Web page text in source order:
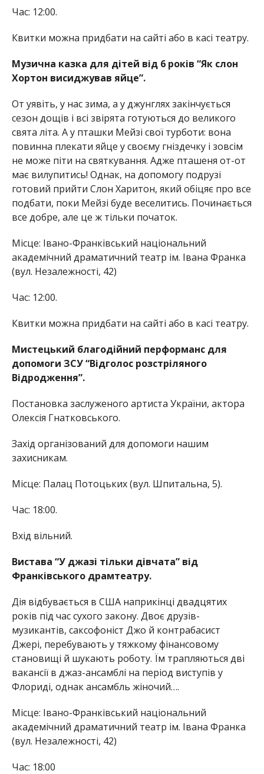
Час: 12:00.
Квитки можна придбати на сайті або в касі театру.
Музична казка для дітей від 6 років “Як слон
Хортон висиджував яйце”.
От уявіть, у нас зима, а у джунглях закінчується
сезон дощів і всі звірята готуються до великого
свята літа. А у пташки Мейзі свої турботи: вона
повинна плекати яйце у своєму гніздечку і зовсім
не може піти на святкування. Адже пташеня от-от
має вилупитись! Однак, на допомогу подрузі
готовий прийти Слон Харитон, який обіцяє про все
подбати, поки Мейзі буде веселитись. Починається
все добре, але це ж тільки початок.
Місце: Івано-Франківський національний
академічний драматичний театр ім. Івана Франка
(вул. Незалежності, 42)
Час: 12:00.
Квитки можна придбати на сайті або в касі театру.
Мистецький благодійний перформанс для
допомоги ЗСУ “Відголос розстріляного
Відродження”.
Постановка заслуженого артиста України, актора
Олексія Гнатковського.
Захід організований для допомоги нашим
захисникам.
Місце: Палац Потоцьких (вул. Шпитальна, 5).
Час: 18:00.
Вхід вільний.
Вистава “У джазі тільки дівчата” від
Франківського драмтеатру.
Дія відбувається в США наприкінці двадцятих
років під час сухого закону. Двоє друзів-
музикантів, саксофоніст Джо й контрабасист
Джері, перебувають у тяжкому фінансовому
становищі й шукають роботу. Їм трапляються дві
вакансії в джаз-ансамблі на період виступів у
Флориді, однак ансамбль жіночий….
Місце: Івано-Франківський національний
академічний драматичний театр ім. Івана Франка
(вул. Незалежності, 42)
Час: 18:00